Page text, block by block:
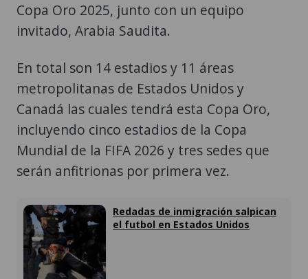
Copa Oro 2025, junto con un equipo
invitado, Arabia Saudita.
En total son 14 estadios y 11 áreas
metropolitanas de Estados Unidos y
Canadá las cuales tendrá esta Copa Oro,
incluyendo cinco estadios de la Copa
Mundial de la FIFA 2026 y tres sedes que
serán anfitrionas por primera vez.
Redadas de inmigración salpican
el futbol en Estados Unidos